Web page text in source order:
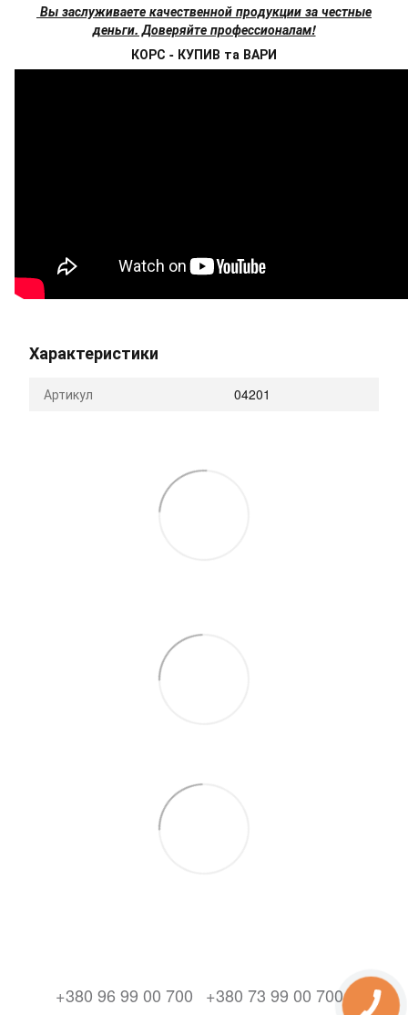
Вы заслуживаете качественной продукции за честные
деньги. Доверяйте профессионалам!
КОРС - КУПИВ та ВАРИ
Характеристики
Артикул 04201
+380 96 99 00 700
+380 73 99 00 700